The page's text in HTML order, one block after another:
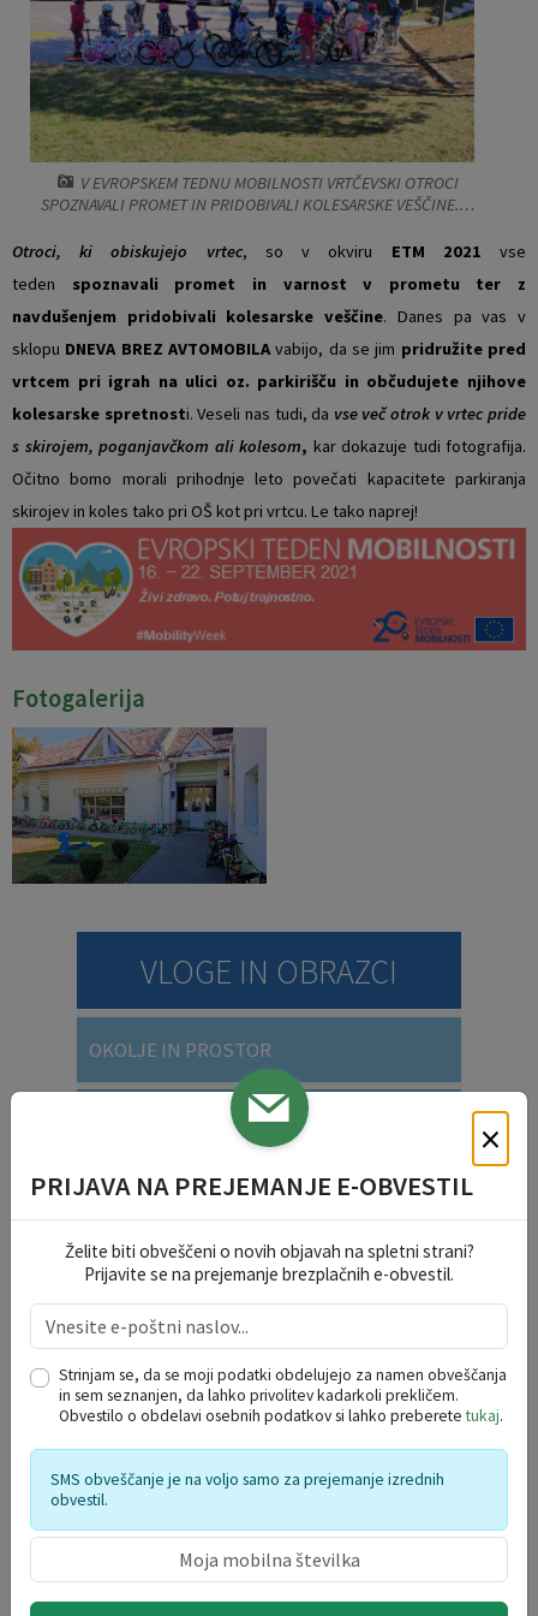
V EVROPSKEM TEDNU MOBILNOSTI VRTČEVSKI OTROCI
SPOZNAVALI PROMET IN PRIDOBIVALI KOLESARSKE VEŠČINE.…
Otroci, ki obiskujejo vrtec, so v okviru ETM 2021 vse
teden spoznavali promet in varnost v prometu ter z
navdušenjem pridobivali kolesarske veščine. Danes pa vas v
sklopu DNEVA BREZ AVTOMOBILA vabijo, da se jim pridružite pred
vrtcem pri igrah na ulici oz. parkirišču in občudujete njihove
kolesarske spretnosti. Veseli nas tudi, da vse več otrok v vrtec pride
s skirojem, poganjavčkom ali kolesom, kar dokazuje tudi fotografija.
Očitno bomo morali prihodnje leto povečati kapacitete parkiranja
skirojev in koles tako pri OŠ kot pri vrtcu. Le tako naprej!
Fotogalerija
VLOGE IN OBRAZCI
OKOLJE IN PROSTOR
DRUŽBENE DEJAVNOSTI
SOCIALNE DEJAVNOSTI
SPLOŠNE VLOGE
VARSTVO OSEBNIH PODATKOV
DOGODKI V REGIJI
sr če pe
27 28 29 30 31 1
2
Vaški odbori
Naselja v občini
Organigram
Varstvo osebnih podatkov
Temeljni akti občine
Katalog informacij javnega značaja
Notranja prijava po Zakonu o zaščiti prijaviteljev
Zero waste občina
Prostorski akti občine
Predpisi in odloki
Občinski časopis
Proračun občine
Lokalne volitve
×
PRIJAVA NA PREJEMANJE E-OBVESTIL
Želite biti obveščeni o novih objavah na spletni strani?
Prijavite se na prejemanje brezplačnih e-obvestil.
Strinjam se, da se moji podatki obdelujejo za namen obveščanja
in sem seznanjen, da lahko privolitev kadarkoli prekličem.
Obvestilo o obdelavi osebnih podatkov si lahko preberetetukaj.
SMS obveščanje je na voljo samo za prejemanje izrednih
obvestil.